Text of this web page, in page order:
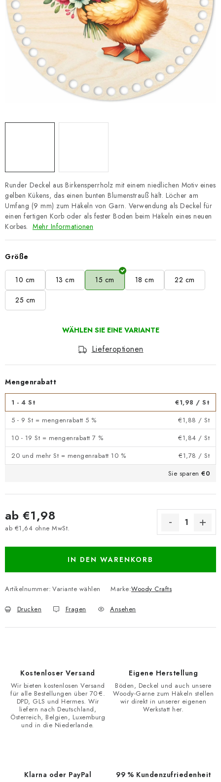
Datenschutzerklärung
Impressum
Runder Deckel aus Birkensperrholz mit einem niedlichen Motiv eines
gelben Kükens, das einen bunten Blumenstrauß hält. Löcher am
Umfang (9 mm) zum Häkeln von Garn. Verwendung als Deckel für
einen fertigen Korb oder als fester Boden beim Häkeln eines neuen
Korbes. Mehr Informationen
Größe
10 cm 13 cm 15 cm 18 cm 22 cm
25 cm
Lieferoptionen
Mengenrabatt
1 - 4 St €1,98 / St
5 - 9 St = mengenrabatt 5 %
€1,88 / St
10 - 19 St = mengenrabatt 7 %
€1,84 / St
20 und mehr St = mengenrabatt 10 %
€1,78 / St
Sie sparen €0
ab €1,98
ab €1,64 ohne MwSt.
IN DEN WARENKORB
Artikelnummer: Variante wählen Marke:Woody Crafts
Drucken Fragen Ansehen
Kostenloser Versand
Wir bieten kostenlosen Versand
für alle Bestellungen über 70 €.
DPD, GLS und Hermes. Wir
liefern nach Deutschland,
Österreich, Belgien, Luxemburg
und in die Niederlande.
Eigene Herstellung
Böden, Deckel und auch unsere
Woody-Garne zum Häkeln stellen
wir direkt in unserer eigenen
Werkstatt her.
Klarna oder PayPal 99 % Kundenzufriedenheit